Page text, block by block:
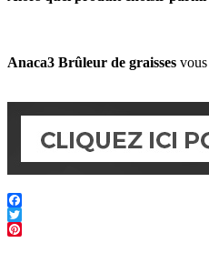
Anaca3 Brûleur de graisses vous